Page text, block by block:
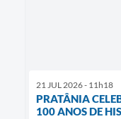
21 JUL 2026 - 11h18
PRATÂNIA
100 ANOS DE